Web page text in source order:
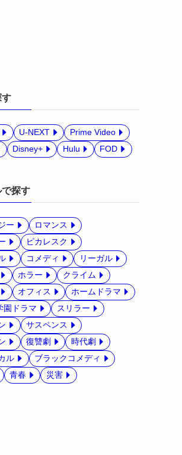
す
U-NEXT
Prime Video
Disney+ Hulu FOD
探す
ー
ロマンス
ピカレスク
コメディ
リーガル
ホラー
クライム
オフィス
ホームドラマ
園ドラマ
スリラー
サスペンス
復讐劇
時代劇
ル
ブラックコメディ
青春 災害